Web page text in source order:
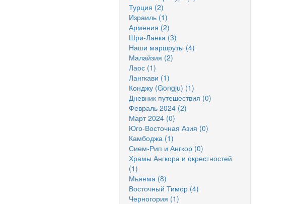
Турция (2)
Израиль (1)
Армения (2)
Шри-Ланка (3)
Наши маршруты (4)
Малайзия (2)
Лаос (1)
Лангкави (1)
Конджу (Gongju) (1)
Дневник путешествия (0)
Февраль 2024 (2)
Март 2024 (0)
Юго-Восточная Азия (0)
Камбоджа (1)
Сием-Рип и Ангкор (0)
Храмы Ангкора и окрестностей
(1)
Мьянма (8)
Восточный Тимор (4)
Черногория (1)